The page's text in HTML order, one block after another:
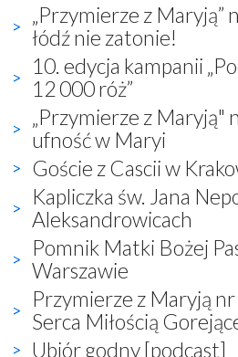
„Przymierze z Maryją”
łódź nie zatonie!
10. edycja kampanii
12 000 róż”
„Przymierze z Maryją"
ufność w Maryi
Goście z Cascii w
Kapliczka św. Jana
Aleksandrowicach
Pomnik Matki Bożej
Warszawie
Przymierze z Maryją
Serca Miłością
Ubiór godny [podcast]